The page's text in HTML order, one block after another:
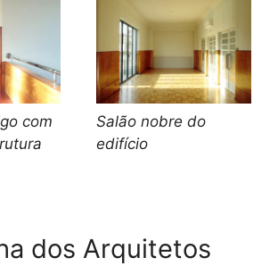
com
Salão nobre do
edifício
dos Arquitetos